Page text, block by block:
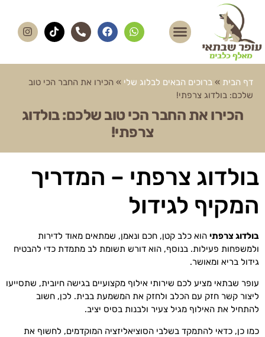
דף הבית » ברוכים הבאים לבלוג שלי » הכירו את החבר הכי טוב
שלכם: בולדוג צרפתי!
הכירו את החבר הכי טוב שלכם: בולדוג
צרפתי!
בולדוג צרפתי – המדריך
המקיף לגידול
בולדוג צרפתי הוא כלב קטן, חכם ונאמן, שמתאים מאוד לדירות
ולמשפחות פעילות. בנוסף, הוא דורש תשומת לב מתמדת כדי להבטיח
גידול בריא ומאושר.
עופר שבתאי מציע לכם שירותי אילוף מקצועיים בגישה חיובית, שתסייעו
ליצור קשר חזק עם הכלב ולחזק את המשמעת בבית. לכן, חשוב
להתחיל את האילוף מגיל צעיר ולבנות בסיס יציב.
כמו כן, כדאי להתמקד בשלבי הסוציאליזציה המוקדמים, לחשוף את